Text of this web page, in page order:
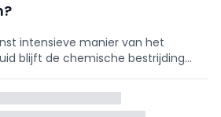
intensieve manier van het
blijft de chemische bestrijding
is niet goedkoop en je moet het
Als je aan de s